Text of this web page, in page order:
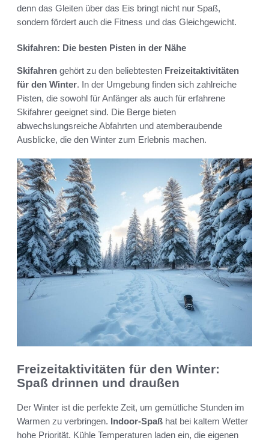
denn das Gleiten über das Eis bringt nicht nur Spaß,
sondern fördert auch die Fitness und das Gleichgewicht.
Skifahren: Die besten Pisten in der Nähe
Skifahren gehört zu den beliebtesten Freizeitaktivitäten
für den Winter. In der Umgebung finden sich zahlreiche
Pisten, die sowohl für Anfänger als auch für erfahrene
Skifahrer geeignet sind. Die Berge bieten
abwechslungsreiche Abfahrten und atemberaubende
Ausblicke, die den Winter zum Erlebnis machen.
Freizeitaktivitäten für den Winter:
Spaß drinnen und draußen
Der Winter ist die perfekte Zeit, um gemütliche Stunden im
Warmen zu verbringen. Indoor-Spaß hat bei kaltem Wetter
hohe Priorität. Kühle Temperaturen laden ein, die eigenen